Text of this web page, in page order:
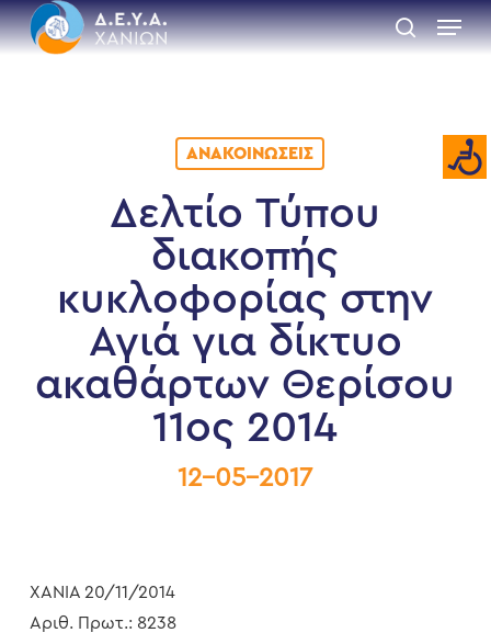
Skip
to
main
search
Menu
ΑΝΑΚΟΙΝΏΣΕΙΣ
Δελτίο Τύπου
διακοπής
κυκλοφορίας στην
Αγιά για δίκτυο
ακαθάρτων Θερίσου
11ος 2014
12-05-2017
ΧΑΝΙΑ 20/11/2014
Αριθ. Πρωτ.: 8238